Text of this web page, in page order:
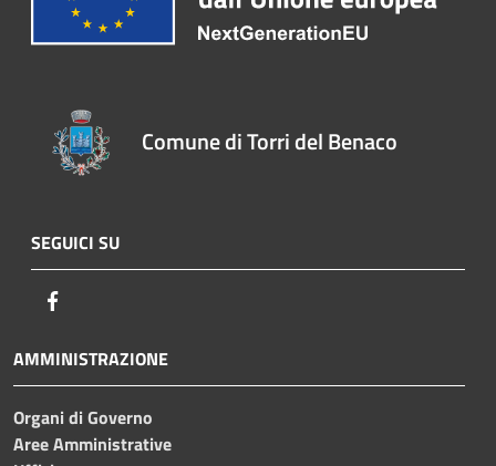
Comune di Torri del Benaco
SEGUICI SU
AMMINISTRAZIONE
Organi di Governo
Aree Amministrative